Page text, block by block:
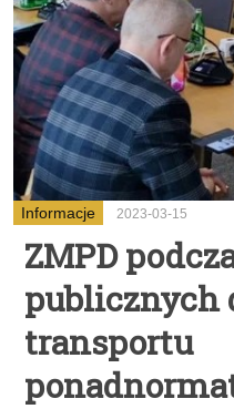
Informacje 2023-03-15
ZMPD
publicznych
transportu